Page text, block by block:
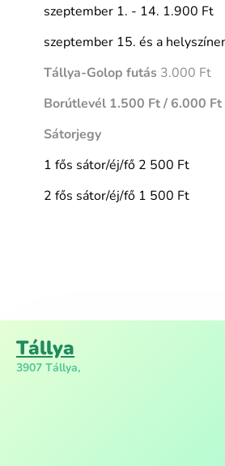
szeptember 1. - 14. 1.900 Ft
szeptember 15. és a
Tállya-Golop futás 3.000 Ft
Borútlevél 1.500 Ft / 6.000 Ft
Sátorjegy
1 fős sátor/éj/fő 2 500 Ft
2 fős sátor/éj/fő 1 500 Ft
Tállya
3907 Tállya,